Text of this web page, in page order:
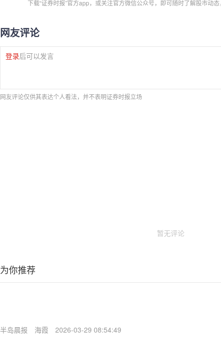
下载“证券时报”官方app，或关注官方微信公众号，即可随时了解股市动
网友评论
登录后可以发言
网友评论仅供其表达个人看法，并不表明证券时报立场
暂无评论
为你推荐
半岛晨报 海霞 2026-03-29 08:54:49